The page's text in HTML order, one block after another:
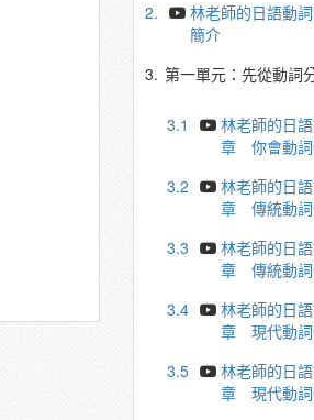
2.
林老師的日語動
簡介
3. 第一單元：先從動詞
3.1
林老師的日
章 你會動詞
3.2
林老師的日
章 傳統動詞
3.3
林老師的日
章 傳統動詞
3.4
林老師的日
章 現代動詞
3.5
林老師的日
章 現代動詞